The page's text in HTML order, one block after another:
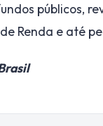
públicos,
Renda e até